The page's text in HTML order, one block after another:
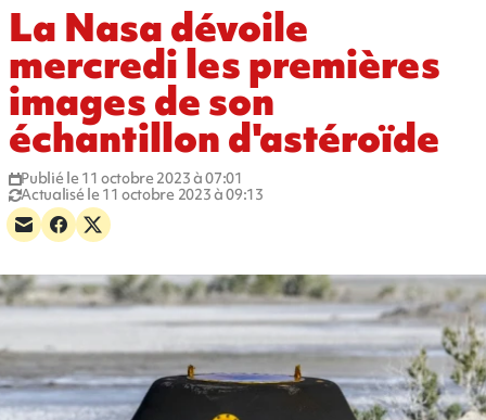
La Nasa dévoile
mercredi les premières
images de son
échantillon d'astéroïde
Publié le 11 octobre 2023 à 07:01
Actualisé le 11 octobre 2023 à 09:13